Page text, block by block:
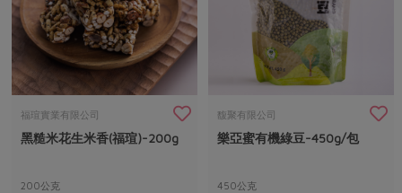
豆製品
肉品・水產
水畜加工品
常備菜
蔬食
蛋料理
料理方式
更多預購活動
當季產品
合作25-經典快閃最後一週
合作25-精選產品第三彈
社內大小事 合作聯合國
產品故事
樂齡生活
廚房瑜伽
關於我們
合作社組織
員工與求才
自主把關
福瑄實業有限公司
黑糙米花生米香(福瑄)-200g
200公克
馥聚有限公司
樂亞蜜有機綠豆-450g/包
450公克